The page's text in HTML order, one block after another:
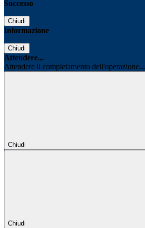
Successo
Chiudi
Informazione
Chiudi
Attendere...
Attendere il completamento dell'operazione...
Chiudi
Chiudi